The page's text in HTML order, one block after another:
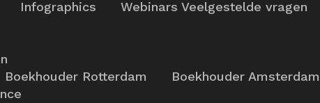
Infographics Webinars Veelgestelde vragen
Boekhouder Rotterdam
Boekhouder Amsterdam